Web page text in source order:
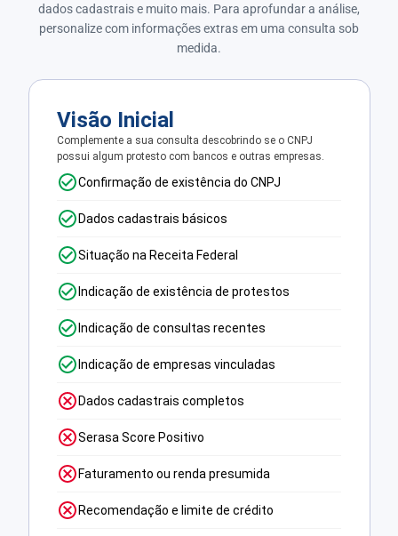
dados cadastrais e muito mais. Para aprofundar a análise,
personalize com informações extras em uma consulta sob
medida.
Visão Inicial
Complemente a sua consulta descobrindo se o CNPJ
possui algum protesto com bancos e outras empresas.
Confirmação de existência do CNPJ
Dados cadastrais básicos
Situação na Receita Federal
Indicação de existência de protestos
Indicação de consultas recentes
Indicação de empresas vinculadas
Dados cadastrais completos
Serasa Score Positivo
Faturamento ou renda presumida
Recomendação e limite de crédito